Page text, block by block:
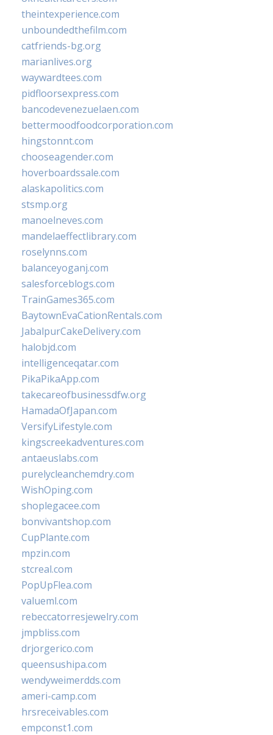
theintexperience.com
unboundedthefilm.com
catfriends-bg.org
marianlives.org
waywardtees.com
pidfloorsexpress.com
bancodevenezuelaen.com
bettermoodfoodcorporation.com
hingstonnt.com
chooseagender.com
hoverboardssale.com
alaskapolitics.com
stsmp.org
manoelneves.com
mandelaeffectlibrary.com
roselynns.com
balanceyoganj.com
salesforceblogs.com
TrainGames365.com
BaytownEvaCationRentals.com
JabalpurCakeDelivery.com
halobjd.com
intelligenceqatar.com
PikaPikaApp.com
takecareofbusinessdfw.org
HamadaOfJapan.com
VersifyLifestyle.com
kingscreekadventures.com
antaeuslabs.com
purelycleanchemdry.com
WishOping.com
shoplegacee.com
bonvivantshop.com
CupPlante.com
mpzin.com
stcreal.com
PopUpFlea.com
valueml.com
rebeccatorresjewelry.com
jmpbliss.com
drjorgerico.com
queensushipa.com
wendyweimerdds.com
ameri-camp.com
hrsreceivables.com
empconst1.com